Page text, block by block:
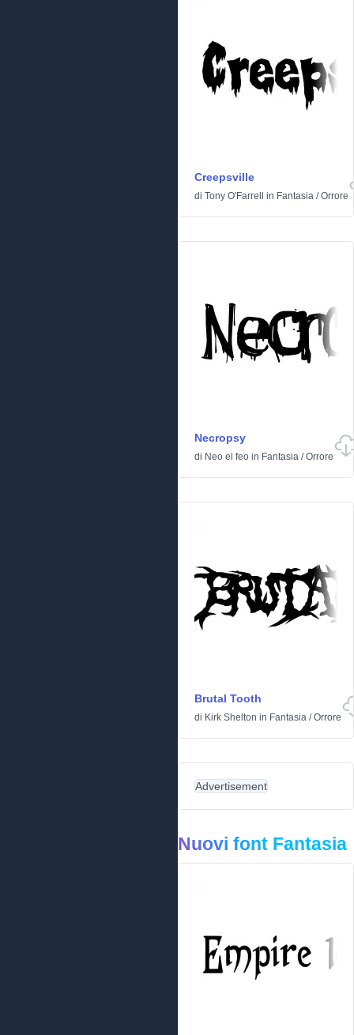
Creepsville
di Tony O'Farrell in Fantasia /Orrore
Necropsy
di Neo el feo in Fantasia /Orrore
Brutal Tooth
di Kirk Shelton in Fantasia /Orrore
Advertisement
Nuovi font Fantasia